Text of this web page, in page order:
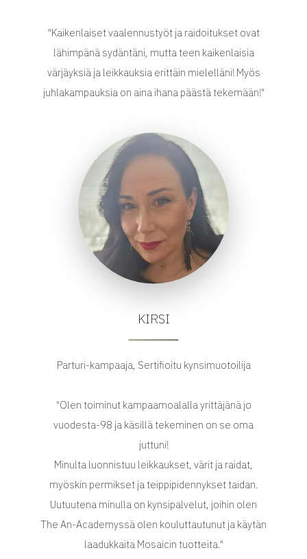
"Kaikenlaiset vaalennustyöt ja raidoitukset ovat
lähimpänä sydäntäni, mutta teen kaikenlaisia
värjäyksiä ja leikkauksia erittäin mielelläni! Myös
juhlakampauksia on aina ihana päästä tekemään!"
KIRSI
Parturi-kampaaja, Sertifioitu kynsimuotoilija
"Olen toiminut kampaamoalalla yrittäjänä jo
vuodesta-98 ja käsillä tekeminen on se oma
juttuni!
Minulta luonnistuu leikkaukset, värit ja raidat,
myöskin permikset ja teippipidennykset taidan.
Uutuutena minulla on kynsipalvelut, joihin olen
The An-Academyssä olen kouluttautunut ja käytän
laadukkaita Mosaicin tuotteita."